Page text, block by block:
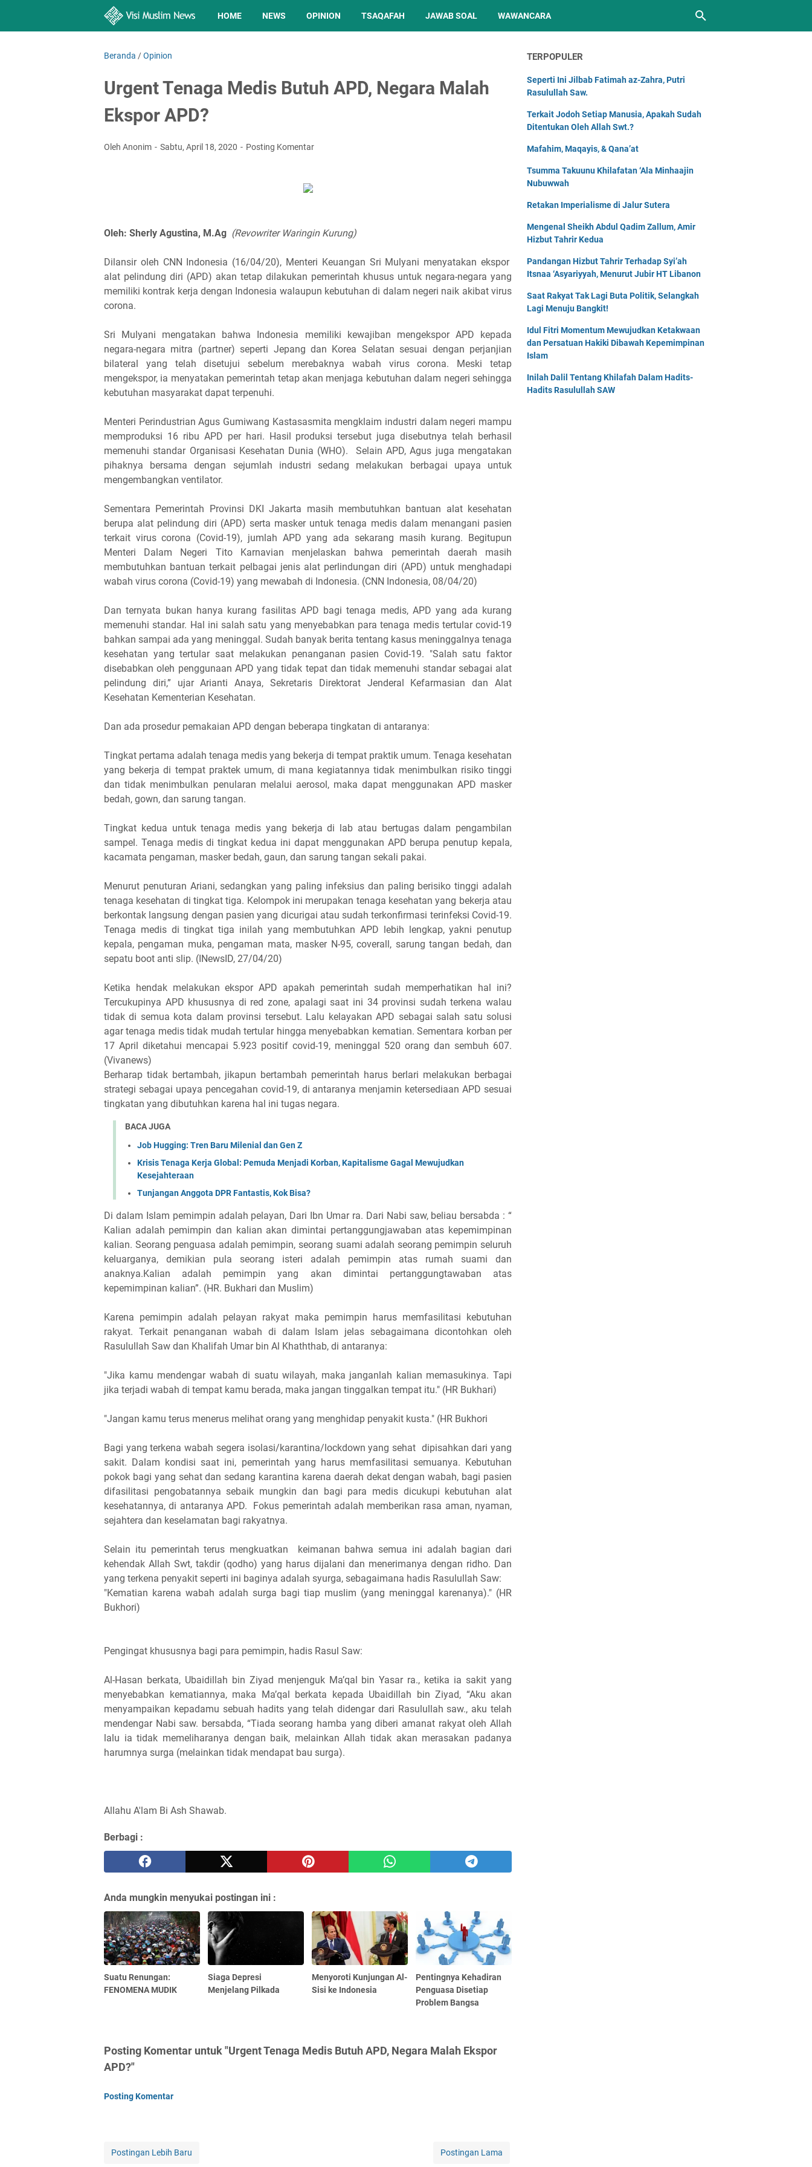
HOME NEWS OPINION TSAQAFAH JAWAB SOAL WAWANCARA
Beranda /Opinion
Urgent Tenaga Medis Butuh APD, Negara Malah
Ekspor APD?
Oleh Anonim Sabtu, April 18, 2020 Posting Komentar
Oleh: Sherly Agustina, M.Ag (Revowriter Waringin Kurung)
Dilansir oleh CNN Indonesia (16/04/20), Menteri Keuangan Sri Mulyani menyatakan ekspor
alat pelindung diri (APD) akan tetap dilakukan pemerintah khusus untuk negara-negara yang
memiliki kontrak kerja dengan Indonesia walaupun kebutuhan di dalam negeri naik akibat virus
corona.
Sri Mulyani mengatakan bahwa Indonesia memiliki kewajiban mengekspor APD kepada
negara-negara mitra (partner) seperti Jepang dan Korea Selatan sesuai dengan perjanjian
bilateral yang telah disetujui sebelum merebaknya wabah virus corona. Meski tetap
mengekspor, ia menyatakan pemerintah tetap akan menjaga kebutuhan dalam negeri sehingga
kebutuhan masyarakat dapat terpenuhi.
Menteri Perindustrian Agus Gumiwang Kastasasmita mengklaim industri dalam negeri mampu
memproduksi 16 ribu APD per hari. Hasil produksi tersebut juga disebutnya telah berhasil
memenuhi standar Organisasi Kesehatan Dunia (WHO). Selain APD, Agus juga mengatakan
pihaknya bersama dengan sejumlah industri sedang melakukan berbagai upaya untuk
mengembangkan ventilator.
Sementara Pemerintah Provinsi DKI Jakarta masih membutuhkan bantuan alat kesehatan
berupa alat pelindung diri (APD) serta masker untuk tenaga medis dalam menangani pasien
terkait virus corona (Covid-19), jumlah APD yang ada sekarang masih kurang. Begitupun
Menteri Dalam Negeri Tito Karnavian menjelaskan bahwa pemerintah daerah masih
membutuhkan bantuan terkait pelbagai jenis alat perlindungan diri (APD) untuk menghadapi
wabah virus corona (Covid-19) yang mewabah di Indonesia. (CNN Indonesia, 08/04/20)
Dan ternyata bukan hanya kurang fasilitas APD bagi tenaga medis, APD yang ada kurang
memenuhi standar. Hal ini salah satu yang menyebabkan para tenaga medis tertular covid-19
bahkan sampai ada yang meninggal. Sudah banyak berita tentang kasus meninggalnya tenaga
kesehatan yang tertular saat melakukan penanganan pasien Covid-19. "Salah satu faktor
disebabkan oleh penggunaan APD yang tidak tepat dan tidak memenuhi standar sebagai alat
pelindung diri,” ujar Arianti Anaya, Sekretaris Direktorat Jenderal Kefarmasian dan Alat
Kesehatan Kementerian Kesehatan.
Dan ada prosedur pemakaian APD dengan beberapa tingkatan di antaranya:
Tingkat pertama adalah tenaga medis yang bekerja di tempat praktik umum. Tenaga kesehatan
yang bekerja di tempat praktek umum, di mana kegiatannya tidak menimbulkan risiko tinggi
dan tidak menimbulkan penularan melalui aerosol, maka dapat menggunakan APD masker
bedah, gown, dan sarung tangan.
Tingkat kedua untuk tenaga medis yang bekerja di lab atau bertugas dalam pengambilan
sampel. Tenaga medis di tingkat kedua ini dapat menggunakan APD berupa penutup kepala,
kacamata pengaman, masker bedah, gaun, dan sarung tangan sekali pakai.
Menurut penuturan Ariani, sedangkan yang paling infeksius dan paling berisiko tinggi adalah
tenaga kesehatan di tingkat tiga. Kelompok ini merupakan tenaga kesehatan yang bekerja atau
berkontak langsung dengan pasien yang dicurigai atau sudah terkonfirmasi terinfeksi Covid-19.
Tenaga medis di tingkat tiga inilah yang membutuhkan APD lebih lengkap, yakni penutup
kepala, pengaman muka, pengaman mata, masker N-95, coverall, sarung tangan bedah, dan
sepatu boot anti slip. (INewsID, 27/04/20)
Ketika hendak melakukan ekspor APD apakah pemerintah sudah memperhatikan hal ini?
Tercukupinya APD khususnya di red zone, apalagi saat ini 34 provinsi sudah terkena walau
tidak di semua kota dalam provinsi tersebut. Lalu kelayakan APD sebagai salah satu solusi
agar tenaga medis tidak mudah tertular hingga menyebabkan kematian. Sementara korban per
17 April diketahui mencapai 5.923 positif covid-19, meninggal 520 orang dan sembuh 607.
(Vivanews)
Berharap tidak bertambah, jikapun bertambah pemerintah harus berlari melakukan berbagai
strategi sebagai upaya pencegahan covid-19, di antaranya menjamin ketersediaan APD sesuai
tingkatan yang dibutuhkan karena hal ini tugas negara.
BACA JUGA
Job Hugging: Tren Baru Milenial dan Gen Z
Krisis Tenaga Kerja Global: Pemuda Menjadi Korban, Kapitalisme Gagal Mewujudkan
Kesejahteraan
Tunjangan Anggota DPR Fantastis, Kok Bisa?
Di dalam Islam pemimpin adalah pelayan, Dari Ibn Umar ra. Dari Nabi saw, beliau bersabda : “
Kalian adalah pemimpin dan kalian akan dimintai pertanggungjawaban atas kepemimpinan
kalian. Seorang penguasa adalah pemimpin, seorang suami adalah seorang pemimpin seluruh
keluarganya, demikian pula seorang isteri adalah pemimpin atas rumah suami dan
anaknya.Kalian adalah pemimpin yang akan dimintai pertanggungtawaban atas
kepemimpinan kalian”. (HR. Bukhari dan Muslim)
Karena pemimpin adalah pelayan rakyat maka pemimpin harus memfasilitasi kebutuhan
rakyat. Terkait penanganan wabah di dalam Islam jelas sebagaimana dicontohkan oleh
Rasulullah Saw dan Khalifah Umar bin Al Khaththab, di antaranya:
"Jika kamu mendengar wabah di suatu wilayah, maka janganlah kalian memasukinya. Tapi
jika terjadi wabah di tempat kamu berada, maka jangan tinggalkan tempat itu." (HR Bukhari)
"Jangan kamu terus menerus melihat orang yang menghidap penyakit kusta." (HR Bukhori
Bagi yang terkena wabah segera isolasi/karantina/lockdown yang sehat dipisahkan dari yang
sakit. Dalam kondisi saat ini, pemerintah yang harus memfasilitasi semuanya. Kebutuhan
pokok bagi yang sehat dan sedang karantina karena daerah dekat dengan wabah, bagi pasien
difasilitasi pengobatannya sebaik mungkin dan bagi para medis dicukupi kebutuhan alat
kesehatannya, di antaranya APD. Fokus pemerintah adalah memberikan rasa aman, nyaman,
sejahtera dan keselamatan bagi rakyatnya.
Selain itu pemerintah terus mengkuatkan keimanan bahwa semua ini adalah bagian dari
kehendak Allah Swt, takdir (qodho) yang harus dijalani dan menerimanya dengan ridho. Dan
yang terkena penyakit seperti ini baginya adalah syurga, sebagaimana hadis Rasulullah Saw:
"Kematian karena wabah adalah surga bagi tiap muslim (yang meninggal karenanya)." (HR
Bukhori)
Pengingat khususnya bagi para pemimpin, hadis Rasul Saw:
Al-Hasan berkata, Ubaidillah bin Ziyad menjenguk Ma’qal bin Yasar ra., ketika ia sakit yang
menyebabkan kematiannya, maka Ma’qal berkata kepada Ubaidillah bin Ziyad, “Aku akan
menyampaikan kepadamu sebuah hadits yang telah didengar dari Rasulullah saw., aku telah
mendengar Nabi saw. bersabda, “Tiada seorang hamba yang diberi amanat rakyat oleh Allah
lalu ia tidak memeliharanya dengan baik, melainkan Allah tidak akan merasakan padanya
harumnya surga (melainkan tidak mendapat bau surga).
Allahu A'lam Bi Ash Shawab.
Berbagi :
Anda mungkin menyukai postingan ini :
Suatu Renungan:
FENOMENA MUDIK
Siaga Depresi
Menjelang Pilkada
Menyoroti Kunjungan Al-
Sisi ke Indonesia
Pentingnya Kehadiran
Penguasa Disetiap
Problem Bangsa
Posting Komentar untuk "Urgent Tenaga Medis Butuh APD, Negara Malah Ekspor
APD?"
Posting Komentar
Postingan Lebih Baru Postingan Lama
TERPOPULER
Seperti Ini Jilbab Fatimah az-Zahra, Putri
Rasulullah Saw.
Terkait Jodoh Setiap Manusia, Apakah Sudah
Ditentukan Oleh Allah Swt.?
Mafahim, Maqayis, & Qana’at
Tsumma Takuunu Khilafatan ‘Ala Minhaajin
Nubuwwah
Retakan Imperialisme di Jalur Sutera
Mengenal Sheikh Abdul Qadim Zallum, Amir
Hizbut Tahrir Kedua
Pandangan Hizbut Tahrir Terhadap Syi’ah
Itsnaa ‘Asyariyyah, Menurut Jubir HT Libanon
Saat Rakyat Tak Lagi Buta Politik, Selangkah
Lagi Menuju Bangkit!
Idul Fitri Momentum Mewujudkan Ketakwaan
dan Persatuan Hakiki Dibawah Kepemimpinan
Islam
Inilah Dalil Tentang Khilafah Dalam Hadits-
Hadits Rasulullah SAW